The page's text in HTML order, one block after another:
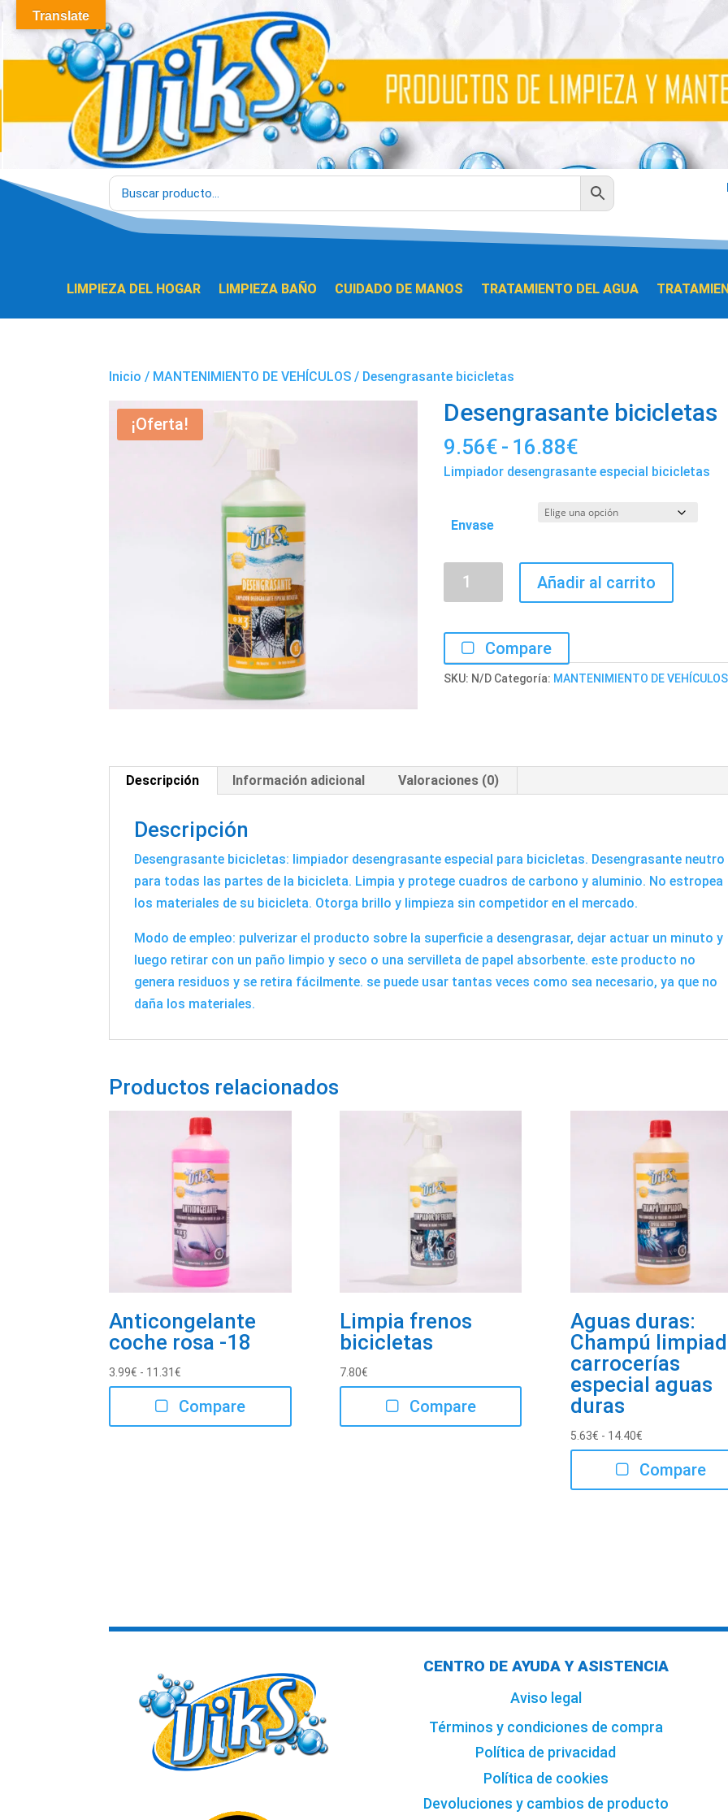
LIMPIEZA DEL HOGAR LIMPIEZA BAÑO CUIDADO DE MANOS TRATAMIENTO DEL AGUA
Inicio / MANTENIMIENTO DE VEHÍCULOS / Desengrasante bicicletas
¡Oferta! Desengrasante bicicletas
9.56€ - 16.88€
de
desde
16.88€
Limpiador desengrasante especial bicicletas
Envase
Desengrasante
Añadir al carrito
Compare
SKU: N/D Categoría: MANTENIMIENTO DE VEHÍCULOS
Descripción Información adicional Valoraciones (0)
Descripción
Desengrasante bicicletas: limpiador desengrasante especial para bicicletas. Desengrasante neutro
para todas las partes de la bicicleta. Limpia y protege cuadros de carbono y aluminio. No estropea
los materiales de su bicicleta. Otorga brillo y limpieza sin competidor en el mercado.
Modo de empleo: pulverizar el producto sobre la superficie a desengrasar, dejar actuar un minuto y
luego retirar con un paño limpio y seco o una servilleta de papel absorbente. este producto no
genera residuos y se retira fácilmente. se puede usar tantas veces como sea necesario, ya que no
daña los materiales.
Productos relacionados
Anticongelante
coche rosa -18
3.99€ - 11.31€
de
precios:
desde
Compare
Limpia frenos
bicicletas
7.80€
Compare
Aguas duras:
Champú
carrocerías
especial aguas
duras
5.63€ - 14.40€Rango
de
precios:
desde
Compare
CENTRO DE AYUDA Y ASISTENCIA
Aviso legal
Términos y condiciones de compra
Política de privacidad
Política de cookies
Devoluciones y cambios de producto
Translate